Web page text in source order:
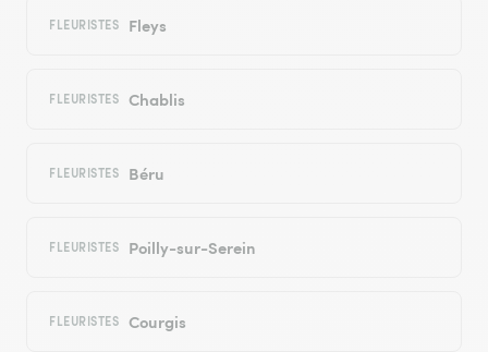
FLEURISTES Fleys
FLEURISTES Chablis
FLEURISTES Béru
FLEURISTES Poilly-sur-Serein
FLEURISTES Courgis